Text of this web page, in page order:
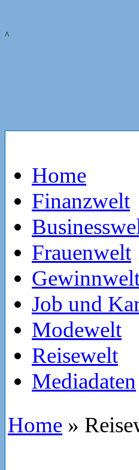
^
Home
Finanzwelt
Frauenwelt
Job und
Modewelt
Reisewelt
Mediadaten
Home »